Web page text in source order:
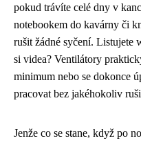
pokud trávíte celé dny v
notebookem do kavárny či
rušit žádné syčení. Listujete
si videa? Ventilátory
minimum nebo se dokonce
pracovat bez jakéhokoliv
Jenže co se stane, když po